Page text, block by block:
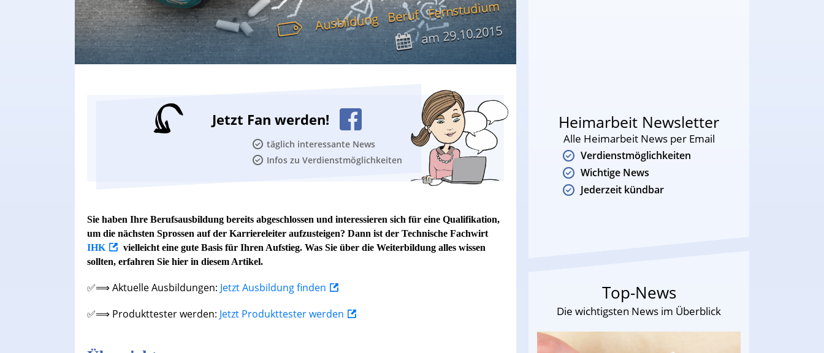
Ausbildung Beruf Fernstudium
am29.10.2015
Jetzt Fan werden!
täglich interessante News
Infos zu Verdienstmöglichkeiten
Sie haben Ihre Berufsausbildung bereits abgeschlossen und interessieren sich für eine Qualifikation,
um die nächsten Sprossen auf der Karriereleiter aufzusteigen? Dann ist der Technische Fachwirt
IHK
vielleicht eine gute Basis für Ihren Aufstieg. Was Sie über die Weiterbildung alles wissen
sollten, erfahren Sie hier in diesem Artikel.
✅⟹ Aktuelle Ausbildungen: Jetzt Ausbildung finden
✅⟹ Produkttester werden: Jetzt Produkttester werden
Heimarbeit Newsletter
Alle Heimarbeit News per Email
Verdienstmöglichkeiten
Wichtige News
Jederzeit kündbar
Top-News
Die wichtigsten News im Überblick